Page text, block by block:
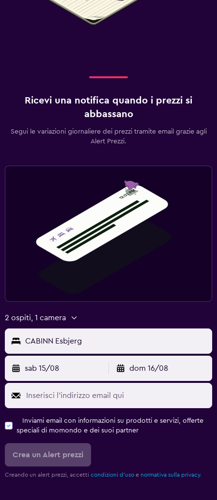
Ricevi una notifica quando i prezzi si
abbassano
Segui le variazioni giornaliere dei prezzi tramite email grazie agli
Alert Prezzi.
2 ospiti, 1 camera
CABINN Esbjerg
sab 15/08 dom 16/08
Inviami email con informazioni su prodotti e servizi, offerte
speciali di momondo e dei suoi partner
Crea un Alert prezzi
Creando un alert prezzi, accetti condizioni d'uso e normativa sulla privacy.